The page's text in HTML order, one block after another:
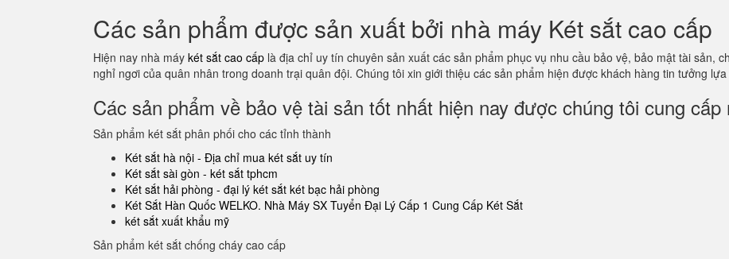
Các sản phẩm được sản xuất bởi nhà máy Két sắt cao cấp
Hiện nay nhà máy két sắt cao cấp là địa chỉ uy tín chuyên sản xuất các sản phẩm phục vụ nhu cầu bảo vệ, bảo mật tài sản,
nghỉ ngơi của quân nhân trong doanh trại quân đội. Chúng tôi xin giới thiệu các sản phẩm hiện được khách hàng tin tưởng lựa
Các sản phẩm về bảo vệ tài sản tốt nhất hiện nay được chúng tôi cung cấp
Sản phẩm két sắt phân phối cho các tỉnh thành
Két sắt hà nội - Địa chỉ mua két sắt uy tín
Két sắt sài gòn - két sắt tphcm
Két sắt hải phòng - đại lý két sắt két bạc hải phòng
Két Sắt Hàn Quốc WELKO. Nhà Máy SX Tuyển Đại Lý Cấp 1 Cung Cấp Két Sắt
két sắt xuất khẩu mỹ
Sản phẩm két sắt chống cháy cao cấp